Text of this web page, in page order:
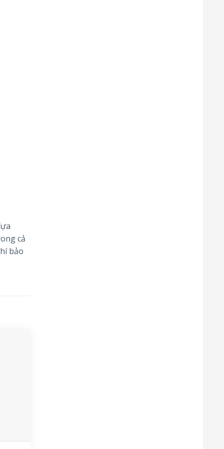
cả
bảo